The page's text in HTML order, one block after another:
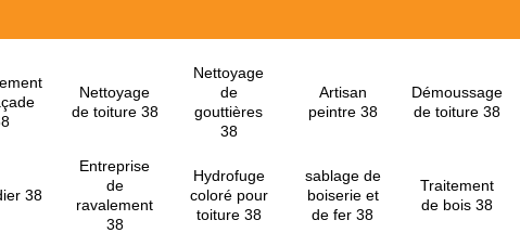
Nettoyage
de toiture 38
Nettoyage
de
gouttières
38
Artisan
peintre 38
Démoussage
de toiture 38
38
Entreprise
de
ravalement
38
Hydrofuge
coloré pour
toiture 38
sablage de
boiserie et
de fer 38
Traitement
de bois 38